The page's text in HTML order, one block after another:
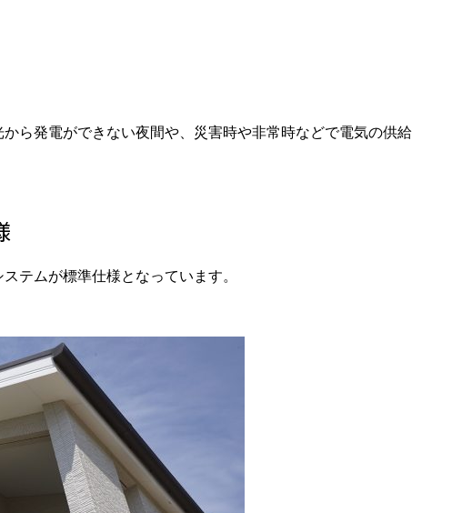
ら発電ができない夜間や、災害時や非常時などで電気の供給
テムが標準仕様となっています。